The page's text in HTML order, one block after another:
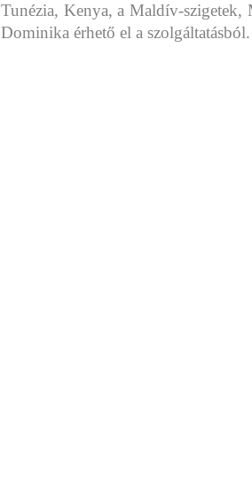
Tunézia, Kenya, a Maldív-
Dominika érhető el a szolgáltatásból.